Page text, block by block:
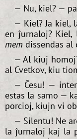
— Nu, kiel? —
— Kiel? Ja kiel,
en ĵurnaloj?
mem dissendas al
— Al kiuj
al Cvetkov, kiu
— Ĉesu! —
estas la samo —
porcioj, kiujn vi
— Silentu! Ne
la ĵurnaloj kaj la